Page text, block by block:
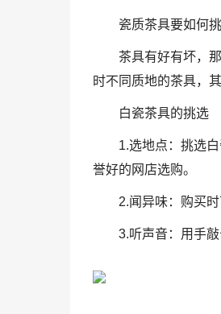
瓷质茶具要如何挑
茶具有好有坏，
时不同质地的茶具，
白瓷茶具的挑选
1.选地点：挑选
誉好的网店选购。
2.闻异味：购买
3.听声音：用手